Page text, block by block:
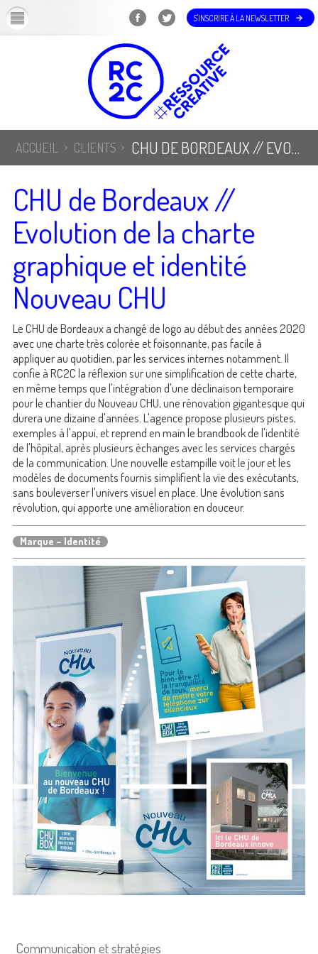
S'INSCRIRE À LA NEWSLETTER
ACCUEIL CLIENTS CHU DE BORDEAUX // EVOLUTION DE LA CHARTE GRAPHIQUE ET IDENTITÉ NOUVEAU CHU
CHU de Bordeaux //
Evolution de la charte
graphique et identité
Nouveau CHU
Le CHU de Bordeaux a changé de logo au début des années 2020
avec une charte très colorée et foisonnante, pas facile à
appliquer au quotidien, par les services internes notamment. Il
confie à RC2C la réflexion sur une simplification de cette charte,
en même temps que l'intégration d'une déclinaison temporaire
pour le chantier du Nouveau CHU, une rénovation gigantesque qui
durera une dizaine d'années. L'agence propose plusieurs pistes,
exemples à l'appui, et reprend en main le brandbook de l'identité
de l'hôpital, après plusieurs échanges avec les services chargés
de la communication. Une nouvelle estampille voit le jour et les
modèles de documents fournis simplifient la vie des exécutants,
sans bouleverser l'univers visuel en place. Une évolution sans
révolution, qui apporte une amélioration en douceur.
Marque – Identité
Communication et stratégies